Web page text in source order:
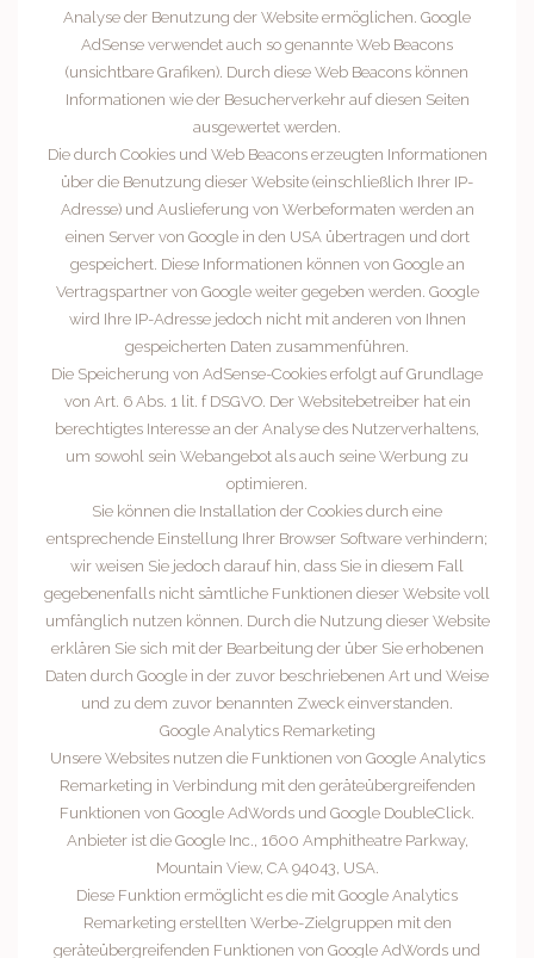
Analyse der Benutzung der Website ermöglichen. Google
AdSense verwendet auch so genannte Web Beacons
(unsichtbare Grafiken). Durch diese Web Beacons können
Informationen wie der Besucherverkehr auf diesen Seiten
ausgewertet werden.
Die durch Cookies und Web Beacons erzeugten Informationen
über die Benutzung dieser Website (einschließlich Ihrer IP-
Adresse) und Auslieferung von Werbeformaten werden an
einen Server von Google in den USA übertragen und dort
gespeichert. Diese Informationen können von Google an
Vertragspartner von Google weiter gegeben werden. Google
wird Ihre IP-Adresse jedoch nicht mit anderen von Ihnen
gespeicherten Daten zusammenführen.
Die Speicherung von AdSense-Cookies erfolgt auf Grundlage
von Art. 6 Abs. 1 lit. f DSGVO. Der Websitebetreiber hat ein
berechtigtes Interesse an der Analyse des Nutzerverhaltens,
um sowohl sein Webangebot als auch seine Werbung zu
optimieren.
Sie können die Installation der Cookies durch eine
entsprechende Einstellung Ihrer Browser Software verhindern;
wir weisen Sie jedoch darauf hin, dass Sie in diesem Fall
gegebenenfalls nicht sämtliche Funktionen dieser Website voll
umfänglich nutzen können. Durch die Nutzung dieser Website
erklären Sie sich mit der Bearbeitung der über Sie erhobenen
Daten durch Google in der zuvor beschriebenen Art und Weise
und zu dem zuvor benannten Zweck einverstanden.
Google Analytics Remarketing
Unsere Websites nutzen die Funktionen von Google Analytics
Remarketing in Verbindung mit den geräteübergreifenden
Funktionen von Google AdWords und Google DoubleClick.
Anbieter ist die Google Inc., 1600 Amphitheatre Parkway,
Mountain View, CA 94043, USA.
Diese Funktion ermöglicht es die mit Google Analytics
Remarketing erstellten Werbe-Zielgruppen mit den
geräteübergreifenden Funktionen von Google AdWords und